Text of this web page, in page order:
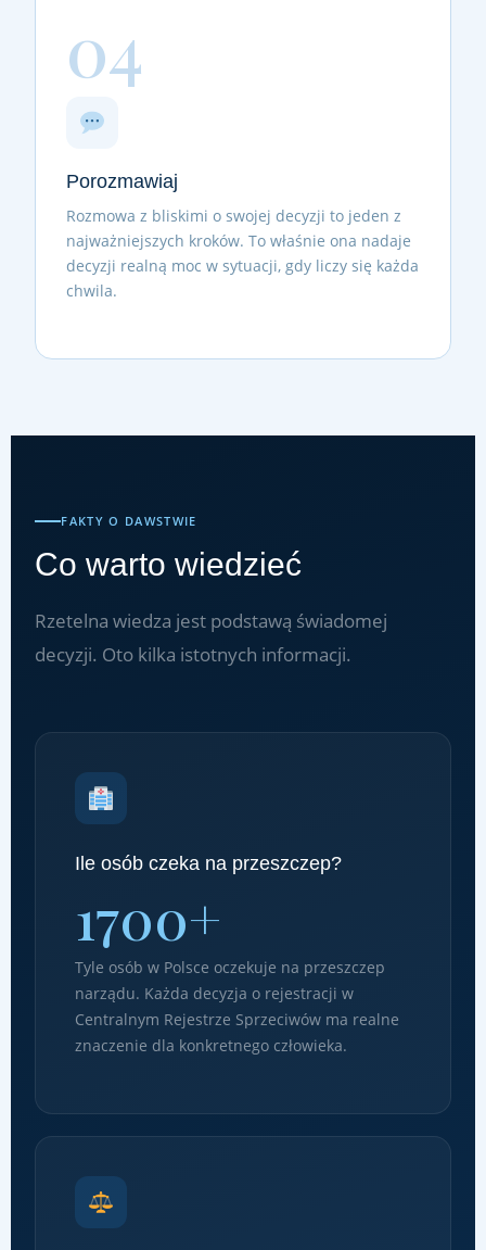
04
Porozmawiaj
Rozmowa z bliskimi o swojej decyzji to jeden z
najważniejszych kroków. To właśnie ona nadaje
decyzji realną moc w sytuacji, gdy liczy się każda
chwila.
FAKTY O DAWSTWIE
Co warto wiedzieć
Rzetelna wiedza jest podstawą świadomej
decyzji. Oto kilka istotnych informacji.
Ile osób czeka na przeszczep?
1700+
Tyle osób w Polsce oczekuje na przeszczep
narządu. Każda decyzja o rejestracji w
Centralnym Rejestrze Sprzeciwów ma realne
znaczenie dla konkretnego człowieka.